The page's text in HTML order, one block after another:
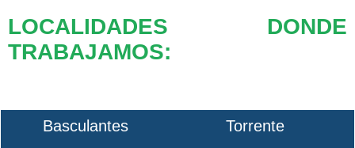
LOCALIDADES DONDE
TRABAJAMOS:
Basculantes
Torrente